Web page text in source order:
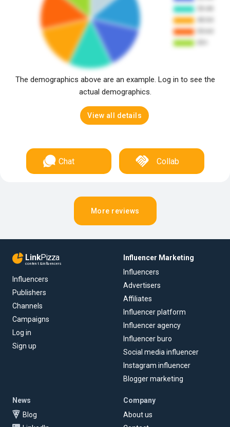
The demographics above are an example. Log in to see the
actual demographics.
View all details
Chat Collab
More reviews
LinkPizza
content & influencers
Influencers
Publishers
Channels
Campaigns
Log in
Sign up
Influencer Marketing
Influencers
Advertisers
Affiliates
Influencer platform
Influencer agency
Influencer buro
Social media influencer
Instagram influencer
Blogger marketing
News
Blog
Company
About us